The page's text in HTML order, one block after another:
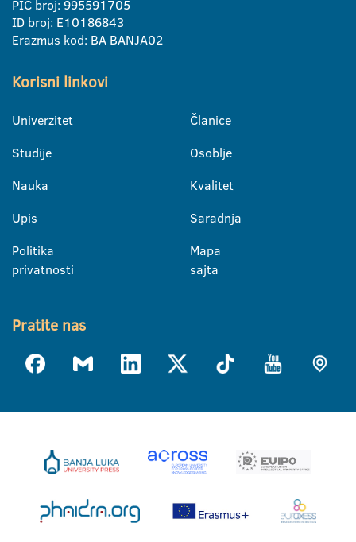
PIC broj: 995591705
ID broj: E10186843
Erazmus kod: BA BANJA02
Korisni linkovi
Univerzitet
Studije
Nauka
Upis
Politika
privatnosti
Članice
Osoblje
Kvalitet
Saradnja
Mapa
sajta
Pratite nas